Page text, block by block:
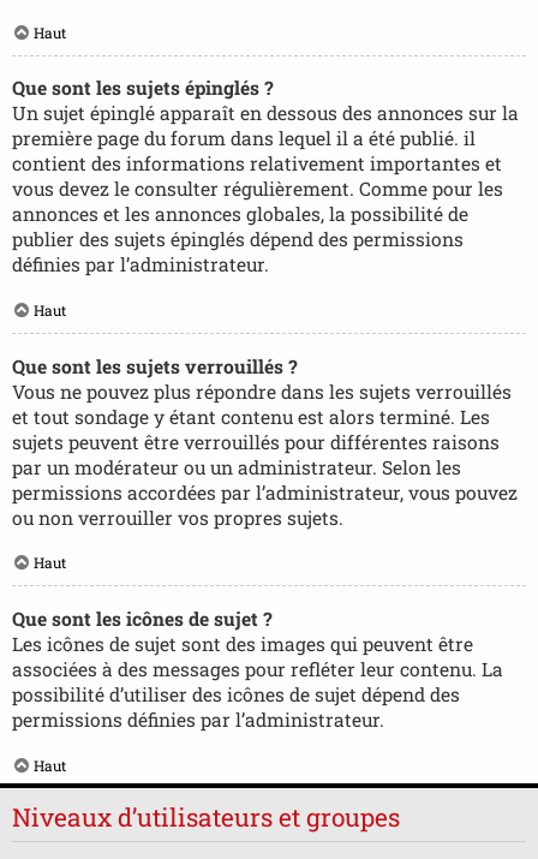
Haut
Que sont les sujets épinglés ?
Un sujet épinglé apparaît en dessous des annonces sur la
première page du forum dans lequel il a été publié. il
contient des informations relativement importantes et
vous devez le consulter régulièrement. Comme pour les
annonces et les annonces globales, la possibilité de
publier des sujets épinglés dépend des permissions
définies par l’administrateur.
Haut
Que sont les sujets verrouillés ?
Vous ne pouvez plus répondre dans les sujets verrouillés
et tout sondage y étant contenu est alors terminé. Les
sujets peuvent être verrouillés pour différentes raisons
par un modérateur ou un administrateur. Selon les
permissions accordées par l’administrateur, vous pouvez
ou non verrouiller vos propres sujets.
Haut
Que sont les icônes de sujet ?
Les icônes de sujet sont des images qui peuvent être
associées à des messages pour refléter leur contenu. La
possibilité d’utiliser des icônes de sujet dépend des
permissions définies par l’administrateur.
Haut
Niveaux d’utilisateurs et groupes